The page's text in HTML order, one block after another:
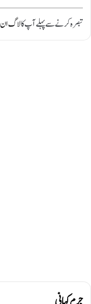
تبصرہ کرنے سے پہلے آپ کالاگ ان